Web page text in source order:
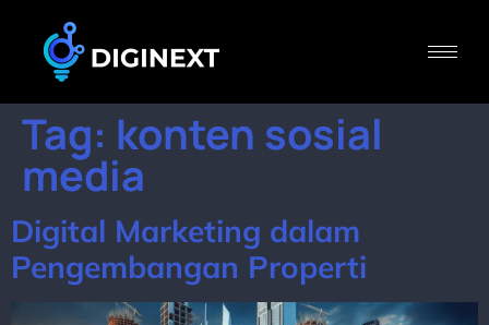
Tag: konten sosial
media
Digital Marketing dalam
Pengembangan Properti